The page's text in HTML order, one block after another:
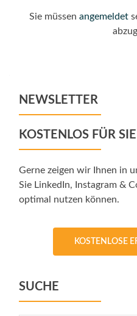
Sie müssen angemeldet
NEWSLETTER
KOSTENLOS FÜR SIE
Gerne zeigen wir Ihnen in
Sie LinkedIn, Instagram &
optimal nutzen können.
KOSTENLOSE
SUCHE